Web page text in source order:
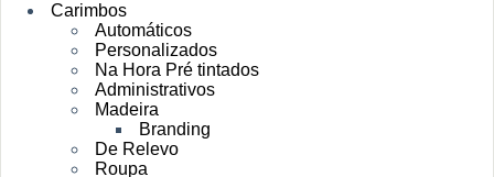
Carimbos
Automáticos
Personalizados
Na Hora Pré tintados
Administrativos
Madeira
Branding
De Relevo
Roupa